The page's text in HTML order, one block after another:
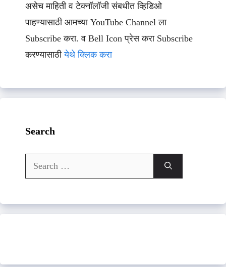
असेच माहिती व टेक्नॉलॉजी संबधीत व्हिडिओ
पाहण्यासाठी आमच्या YouTube Channel ला
Subscribe करा. व Bell Icon प्रेस करा Subscribe
करण्यासाठीयेथे क्लिक करा
Search
Search
for: